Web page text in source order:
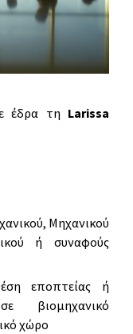
έδρα τη Larissa
Μηχανικού
ή συναφούς
εποπτείας ή
βιομηχανικό
χώρο